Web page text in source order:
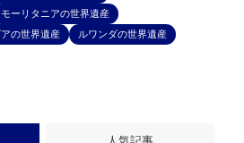
モーリタニアの世界遺産
アの世界遺産
ルワンダの世界遺産